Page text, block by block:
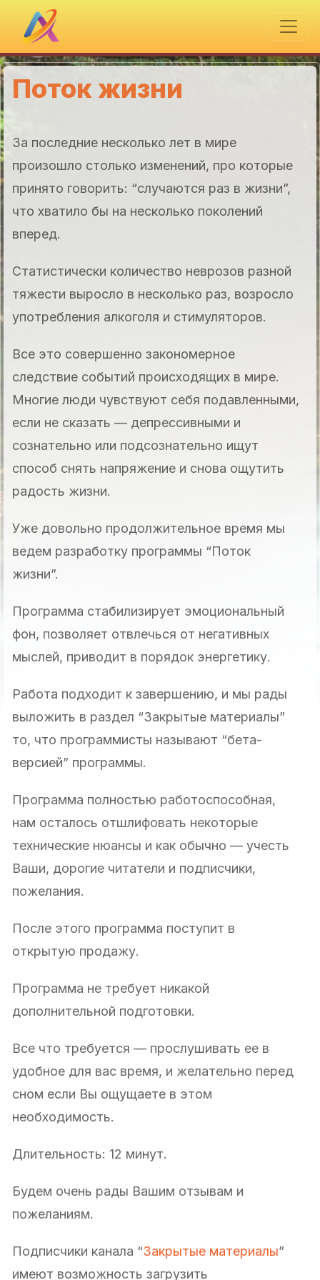
Поток жизни
За последние несколько лет в мире
произошло столько изменений, про которые
принято говорить: “случаются раз в жизни”,
что хватило бы на несколько поколений
вперед.
Статистически количество неврозов разной
тяжести выросло в несколько раз, возросло
употребления алкоголя и стимуляторов.
Все это совершенно закономерное
следствие событий происходящих в мире.
Многие люди чувствуют себя подавленными,
если не сказать — депрессивными и
сознательно или подсознательно ищут
способ снять напряжение и снова ощутить
радость жизни.
Уже довольно продолжительное время мы
ведем разработку программы “Поток
жизни”.
Программа стабилизирует эмоциональный
фон, позволяет отвлечься от негативных
мыслей, приводит в порядок энергетику.
Работа подходит к завершению, и мы рады
выложить в раздел “Закрытые материалы”
то, что программисты называют “бета-
версией” программы.
Программа полностью работоспособная,
нам осталось отшлифовать некоторые
технические нюансы и как обычно — учесть
Ваши, дорогие читатели и подписчики,
пожелания.
После этого программа поступит в
открытую продажу.
Программа не требует никакой
дополнительной подготовки.
Все что требуется — прослушивать ее в
удобное для вас время, и желательно перед
сном если Вы ощущаете в этом
необходимость.
Длительность: 12 минут.
Будем очень рады Вашим отзывам и
пожеланиям.
Подписчики канала “Закрытые материалы”
имеют возможность загрузить